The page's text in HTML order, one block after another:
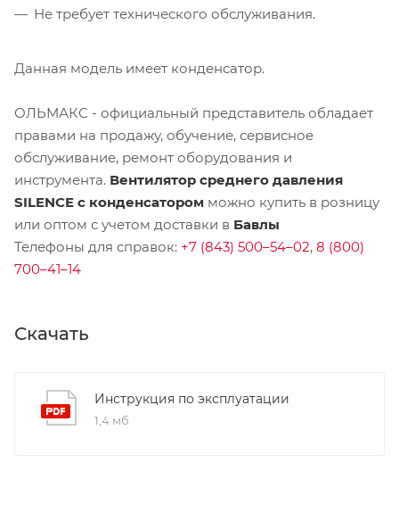
Не требует технического обслуживания.
Данная модель имеет конденсатор.
ОЛЬМАКС - официальный представитель обладает
правами на продажу, обучение, сервисное
обслуживание, ремонт оборудования и
инструмента. Вентилятор среднего давления
SILENCE с конденсатором можно купить в розницу
или оптом с учетом доставки в Бавлы
Телефоны для справок: +7 (843) 500–54–02, 8 (800)
700–41–14
Скачать
Инструкция по эксплуатации
1,4 мб